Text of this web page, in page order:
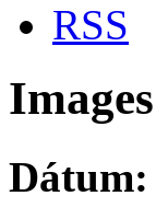
RSS
Dátum: